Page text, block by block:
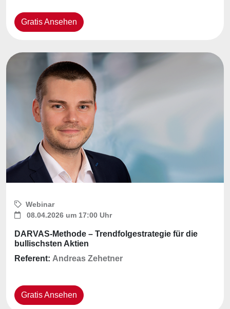
Gratis Ansehen
Webinar
08.04.2026 um 17:00 Uhr
DARVAS-Methode – Trendfolgestrategie für die
bullischsten Aktien
Referent: Andreas Zehetner
Gratis Ansehen